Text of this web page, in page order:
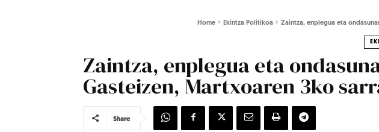
Home Ekintza Politikoa Zaintza, enplegua eta
Zaintza, enplegua eta
Gasteizen, Martxoaren 3ko
Share